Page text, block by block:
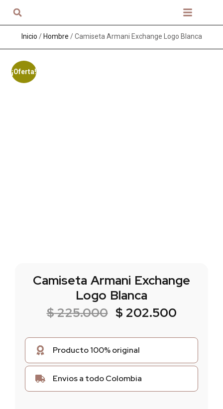
Inicio / Hombre / Camiseta Armani Exchange Logo Blanca
¡Oferta!
Camiseta Armani Exchange
Logo Blanca
$225.000 $ 202.500
Producto 100% original
Envios a todo Colombia